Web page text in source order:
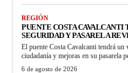
REGIÓN
PUENTE COSTA CAVALCANTI
SEGURIDAD Y PASARELA
El puente Costa Cavalcanti tendrá
ciudadanía y mejoras en su pasarela
6 de agosto de 2026